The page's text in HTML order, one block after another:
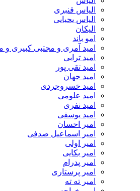
الیاس قنبرى
الیاس یحیایی
الیکان
امو باند
امید آمری و مجتبی کبیری و
امید ترابی
امید تقی پور
امید جهان
امید خسروجردی
امید علومی
امید نفری
امید یوسفی
امیر احسان
امیر اسماعیل صدفی
امیر اولی
امیر بکایی
امیر پدرام
امیر پرستاری
امیر ته ته